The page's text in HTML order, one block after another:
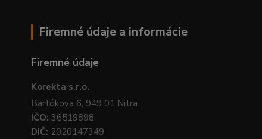
Firemné údaje a informácie
Firemné údaje
Korekta s.r.o.
Bartókova 6, 949 01 Nitra
IČO: 36519898
DIČ: 2020147349